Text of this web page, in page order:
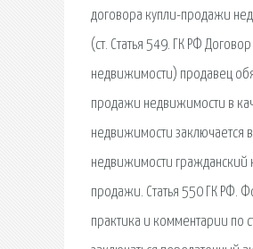
договора купли-продажи
(ст. Статья 549. ГК РФ
недвижимости) продавец
продажи недвижимости в
недвижимости заключается
недвижимости гражданский
продажи. Статья 550 ГК РФ.
практика и комментарии по